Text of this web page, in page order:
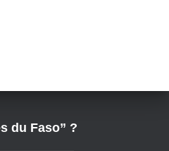
du Faso” ?